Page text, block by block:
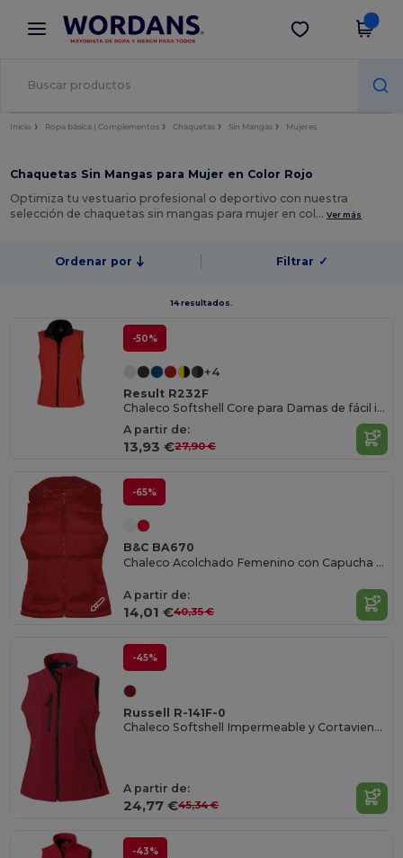
× App de Wordans
¡Mejores precios en app!
Descargar app
Inicio Ropa básica | Complementos Chaquetas Sin Mangas Mujeres
Chaquetas Sin Mangas para Mujer en Color Rojo
Optimiza tu vestuario profesional o deportivo con nuestra
selección de chaquetas sin mangas para mujer en col…Ver más
Ordenar por Filtrar ✓
14 resultados.
-50%
+4
Result R232F
Chaleco Softshell Core para Damas de fácil impresión
A partir de:
13,93 €27,90 €
-65%
B&C BA670
Chaleco Acolchado Femenino con Capucha Desmontable
A partir de:
14,01 €40,35 €
-45%
Russell R-141F-0
Chaleco Softshell Impermeable y Cortavientos Mujer
A partir de:
24,77 €45,34 €
-43%